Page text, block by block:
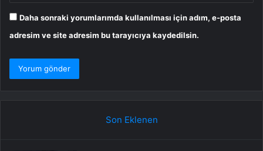
Daha sonraki yorumlarımda kullanılması için adım, e-posta
adresim ve site adresim bu tarayıcıya kaydedilsin.
Son Eklenen